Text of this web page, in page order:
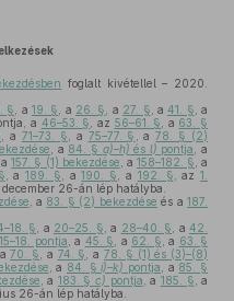
foglalt kivétellel – 2020.
§ , a 19. § , a 26. § , a 27. § , a41. § , a
a 46–53. § , az 56–61. § , a 63. §
, a 71–73. § , a 75–77. § , a78. § (2)
, a 84. § a)–h) és l) pontja
, a
, a157. § (1) bekezdése , a 158–182. § , a
, a189. § , a190. § , a 192. § , az1.
26-án lép hatályba.
, a 83. § (2) bekezdése és a187.
§ , a 20–25. § , a 28–40. § , a 42.
pontja , a 45. § , a 62. § , a 63. §
a70. § , a 74. § , a 78. § (1) és (3)–(8)
, a 84. §i)–k) pontja , a 85. §
, a 183. §c) pontja , a 185. § , a
26-án lép hatályba.